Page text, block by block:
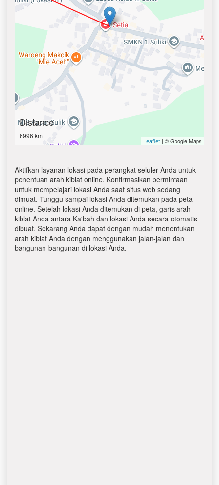
Distance
6996 km
Leaflet | © Google Maps
Aktifkan layanan lokasi pada perangkat seluler Anda untuk
penentuan arah kiblat online. Konfirmasikan permintaan
untuk mempelajari lokasi Anda saat situs web sedang
dimuat. Tunggu sampai lokasi Anda ditemukan pada peta
online. Setelah lokasi Anda ditemukan di peta, garis arah
kiblat Anda antara Ka'bah dan lokasi Anda secara otomatis
dibuat. Sekarang Anda dapat dengan mudah menentukan
arah kiblat Anda dengan menggunakan jalan-jalan dan
bangunan-bangunan di lokasi Anda.